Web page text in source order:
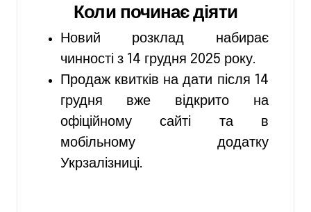
Коли починає діяти
Новий розклад набирає
чинності з 14 грудня 2025 року.
Продаж квитків на дати після 14
грудня вже відкрито на
офіційному сайті та в
мобільному додатку
Укрзалізниці.